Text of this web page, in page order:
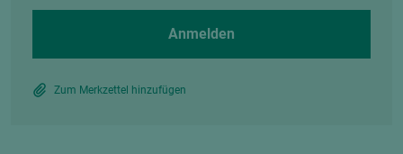
Anmelden
Zum Merkzettel hinzufügen